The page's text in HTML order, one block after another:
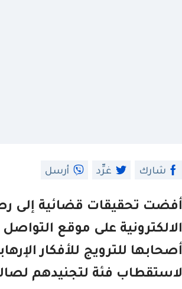
شارك غرِّد أرسل
أفضت تحقيقات قضائية إلى
الالكترونية على موقع
أصحابها للترويج للأفكار
لاستقطاب فئة لتجنيدهم